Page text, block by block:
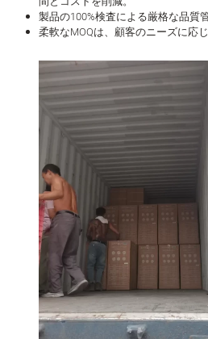
製品の100%検査による厳格な品質
柔軟なMOQは、顧客のニーズに応じ